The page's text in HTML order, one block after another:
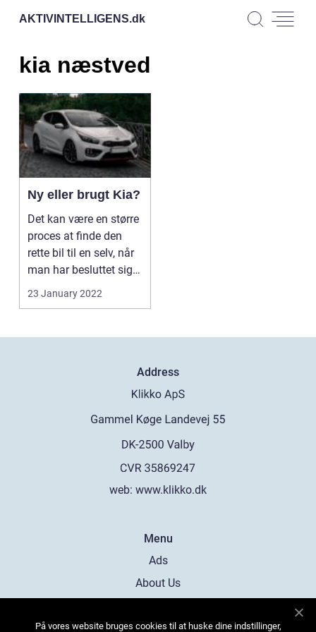
AKTIVINTELLIGENS.dk
kia næstved
Ny eller brugt Kia?
Det kan være en større
proces at finde den
rette bil til en selv, når
man har besluttet sig
for at f...
23 January 2022
Address
web: www.klikko.dk
Menu
Ads
About Us
Contact
På vores website bruges cookies til at huske dine indstillinger,